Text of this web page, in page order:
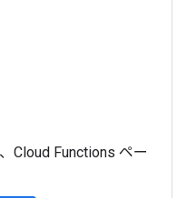
Cloud Functions ペー